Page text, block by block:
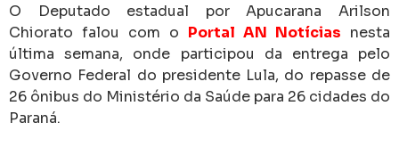
O Deputado estadual por Apucarana Arilson
Chiorato falou com o Portal AN Notícias nesta
última semana, onde participou da entrega pelo
Governo Federal do presidente Lula, do repasse de
26 ônibus do Ministério da Saúde para 26 cidades do
Paraná.